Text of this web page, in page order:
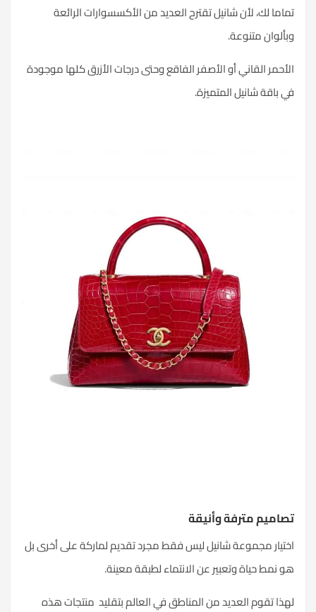
تماما لك، لأن شانيل تقترح العديد من الأكسسوارات الرائعة
وبألوان متنوعة.
الأحمر القاني أو الأصفر الفاقع وحتى درجات الأزرق كلها موجودة
في باقة شانيل المتميزة.
تصاميم مترفة وأنيقة
اختيار مجموعة شانيل ليس فقط مجرد تقديم لماركة على أخرى بل
هو نمط حياة وتعبير عن الانتماء لطبقة معينة.
لهذا تقوم العديد من المناطق في العالم بتقليد منتجات هذه